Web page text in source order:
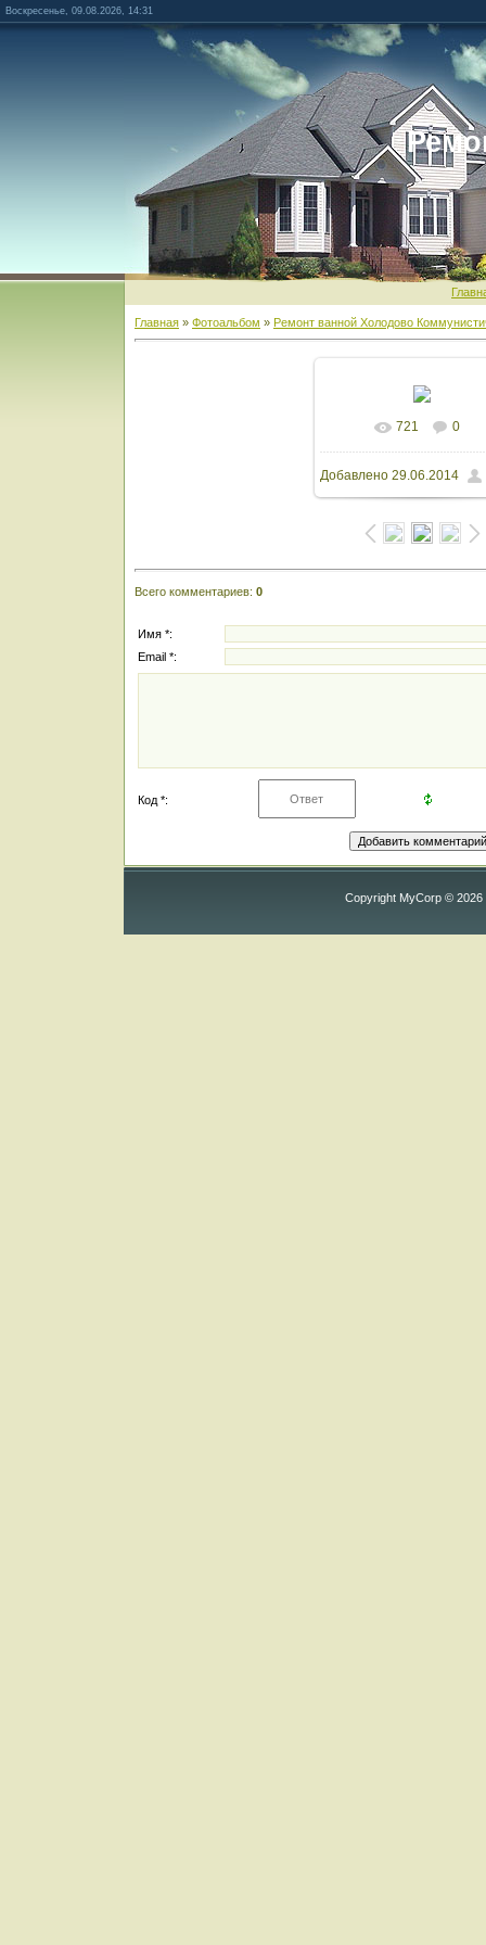
Воскресенье, 09.08.2026, 14:31
Главная » Фотоальбом » Ремонт ванной Холодово
В реальном
1600x1200/ 159.8Kb
721 0
Добавлено29.06.2014
Всего комментариев: 0
Имя *:
Email *:
Код *:
Copyright MyCorp © 2026